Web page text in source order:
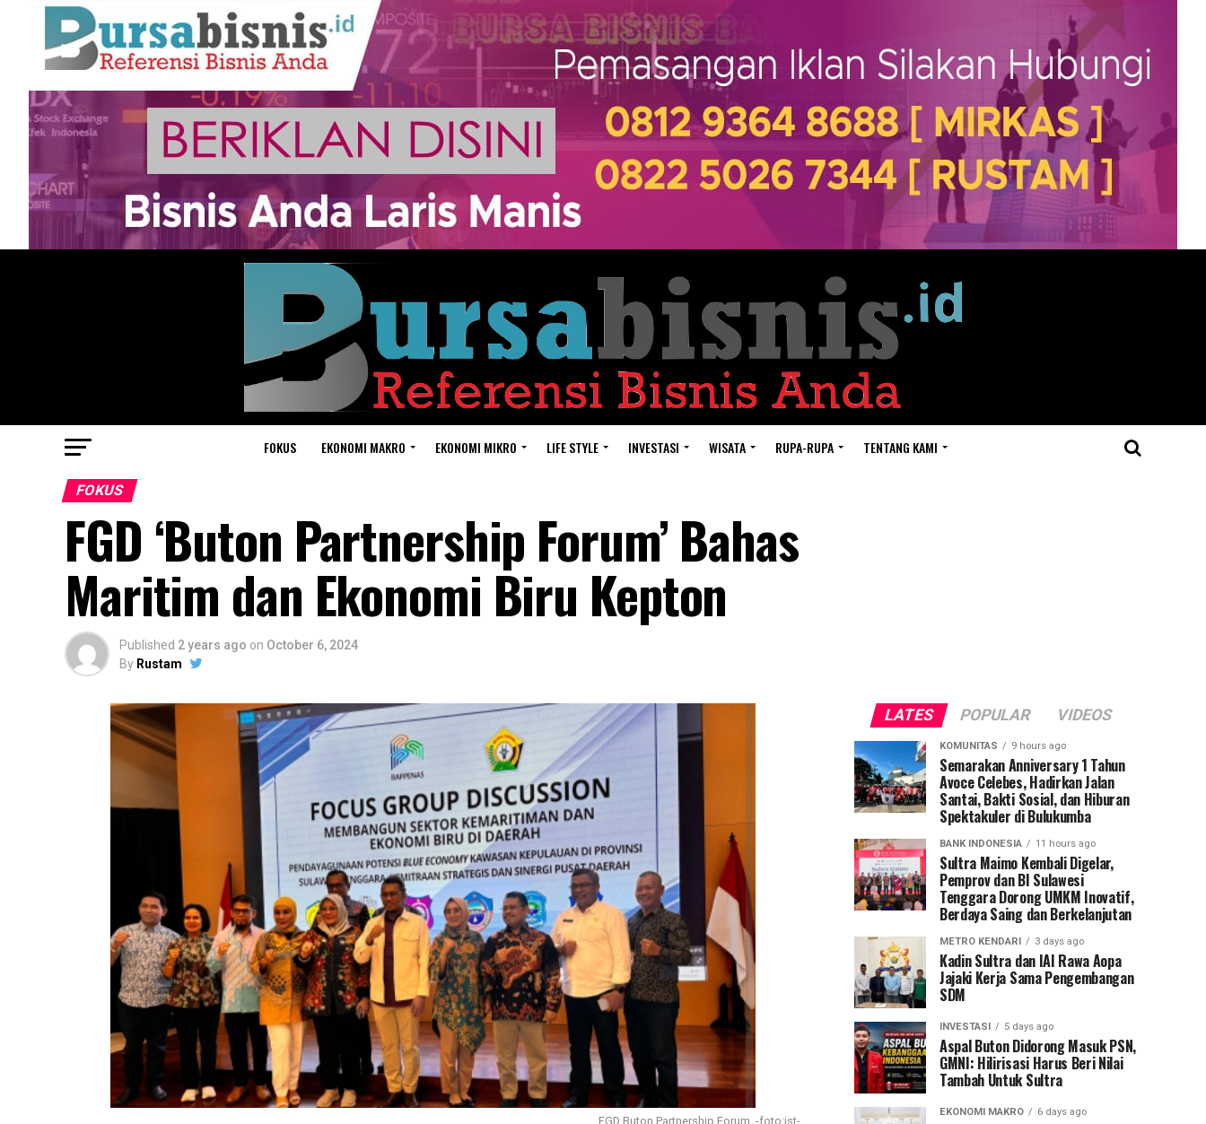
FOKUS EKONOMI MAKRO EKONOMI MIKRO LIFE STYLE INVESTASI WISATA RUPA-RUPA TENTANG KAMI
FOKUS
FGD ‘Buton Partnership Forum’ Bahas
Maritim dan Ekonomi Biru Kepton
Published 2 years ago on October 6, 2024
By Rustam
FGD Buton Partnership Forum. -foto:ist-
LATES POPULAR VIDEOS
KOMUNITAS 9 hours ago
Semarakan Anniversary 1 Tahun
Avoce Celebes, Hadirkan Jalan
Santai, Bakti Sosial, dan Hiburan
Spektakuler di Bulukumba
BANK INDONESIA 11 hours ago
Sultra Maimo Kembali Digelar,
Pemprov dan BI Sulawesi
Tenggara Dorong UMKM Inovatif,
Berdaya Saing dan Berkelanjutan
METRO KENDARI 3 days ago
Kadin Sultra dan IAI Rawa Aopa
Jajaki Kerja Sama Pengembangan
SDM
INVESTASI 5 days ago
Aspal Buton Didorong Masuk PSN,
GMNI: Hilirisasi Harus Beri Nilai
Tambah Untuk Sultra
EKONOMI MAKRO 6 days ago